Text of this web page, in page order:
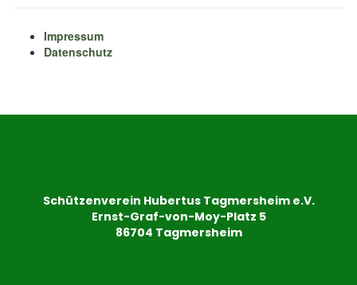
Impressum
Datenschutz
Schützenverein Hubertus Tagmersheim e.V.
Ernst-Graf-von-Moy-Platz 5
86704 Tagmersheim